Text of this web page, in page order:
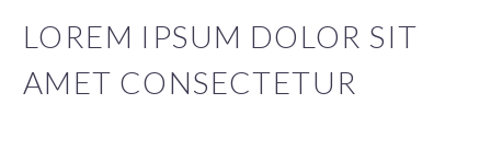
LOREM IPSUM DOLOR SIT
AMET CONSECTETUR